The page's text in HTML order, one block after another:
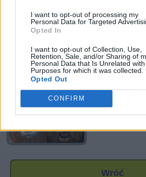
I want to opt-out of processing my
Personal Data for Targeted
Opted In
I want to opt-out of Collection, Use,
Retention, Sale, and/or Sharing of
Personal Data that Is Unrelated
Purposes for which it was collected.
Opted Out
CONFIRM
Wróć